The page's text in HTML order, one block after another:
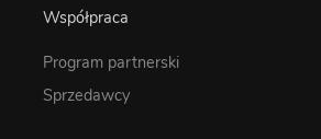
Współpraca
Program partnerski
Sprzedawcy